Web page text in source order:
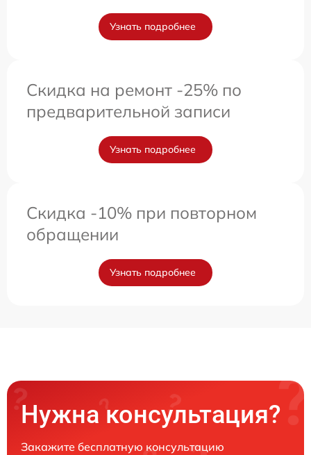
Узнать подробнее
Скидка на ремонт -25% по
предварительной записи
Узнать подробнее
Скидка -10% при повторном
обращении
Узнать подробнее
Нужна консультация?
Закажите бесплатную консультацию